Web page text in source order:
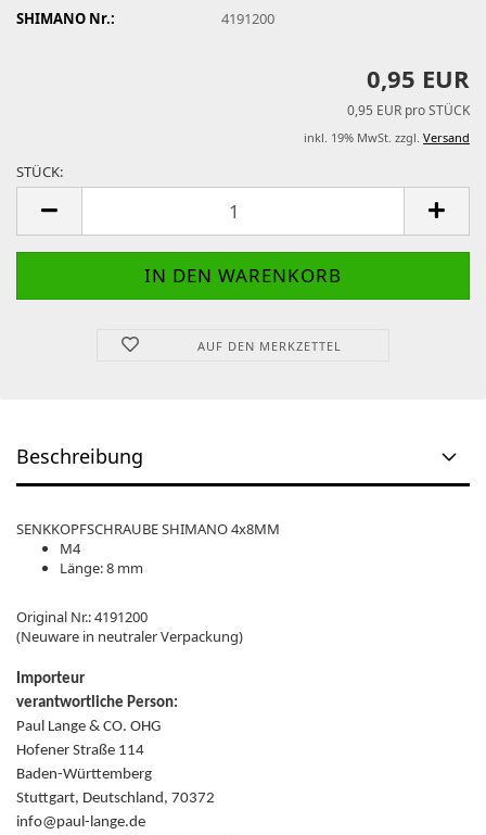
SHIMANO Nr.: 4191200
0,95 EUR
0,95 EUR pro STÜCK
inkl. 19% MwSt. zzgl. Versand
STÜCK:
AUF DEN MERKZETTEL
Beschreibung
SENKKOPFSCHRAUBE SHIMANO 4x8MM
M4
Länge: 8 mm
Original Nr.: 4191200
(Neuware in neutraler Verpackung)
Importeur
verantwortliche Person:
Paul Lange & CO. OHG
Hofener Straße 114
Baden-Württemberg
Stuttgart, Deutschland, 70372
info@paul-lange.de